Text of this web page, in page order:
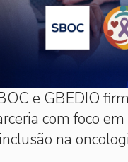
e GBEDIO
com foco
na